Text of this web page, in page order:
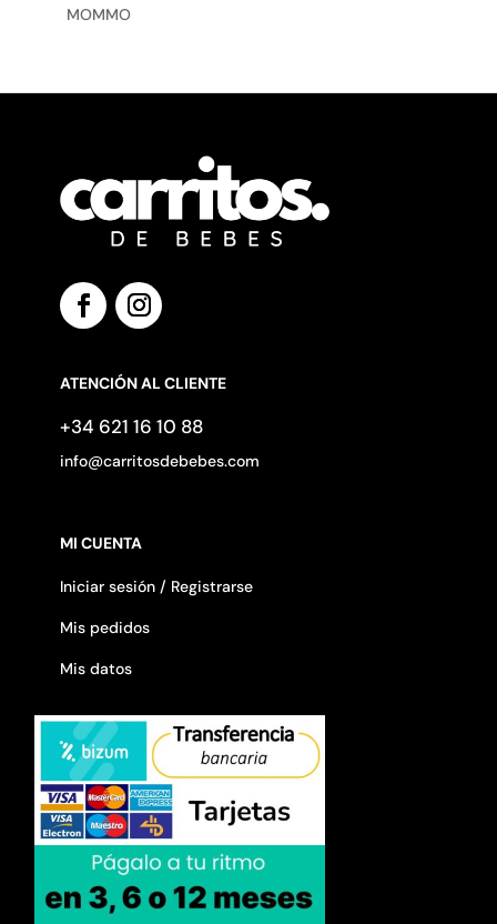
MOMMO
ATENCIÓN AL CLIENTE
+34 621 16 10 88
info@carritosdebebes.com
MI CUENTA
Iniciar sesión / Registrarse
Mis pedidos
Mis datos